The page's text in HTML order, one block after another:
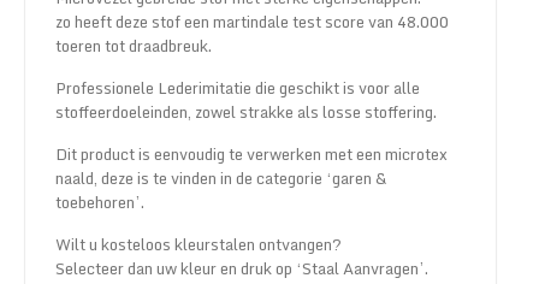
zo heeft deze stof een martindale test score van 48.000
toeren tot draadbreuk.
Professionele Lederimitatie die geschikt is voor alle
stoffeerdoeleinden, zowel strakke als losse stoffering.
Dit product is eenvoudig te verwerken met een microtex
naald, deze is te vinden in de categorie ‘garen &
toebehoren’.
Wilt u kosteloos kleurstalen ontvangen?
Selecteer dan uw kleur en druk op ‘Staal Aanvragen’.